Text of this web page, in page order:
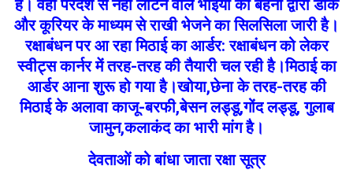
हैं। वहीं परदेश से नहीं लौटने वाले भाइयों को बहनों द्वारा डाक
और कूरियर के माध्यम से राखी भेजने का सिलसिला जारी है।
रक्षाबंधन पर आ रहा मिठाई का आर्डर: रक्षाबंधन को लेकर
स्वीट्स कार्नर में तरह-तरह की तैयारी चल रही है।मिठाई का
आर्डर आना शुरू हो गया है।खोया,छेना के तरह-तरह की
मिठाई के अलावा काजू-बरफी,बेसन लड्डू,गोंद लड्डू, गुलाब
जामुन,कलाकंद का भारी मांग है।
देवताओं को बांधा जाता रक्षा सूत्र